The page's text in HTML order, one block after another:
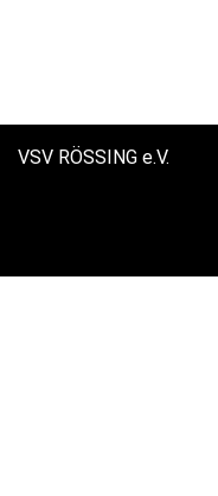
VSV RÖSSING e.V.